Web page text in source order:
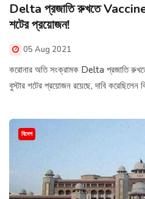
Delta প্রজাতি রুখতে
শটের প্রয়োজন!
05 Aug 2021
করোনার অতি সংক্রামক Delta প্রজাতি
বুস্টার শটের প্রয়োজন রয়েছে, দাবি করেছিলেন
বিদেশ